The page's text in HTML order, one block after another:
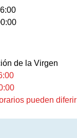
de la Virgen
pueden diferir